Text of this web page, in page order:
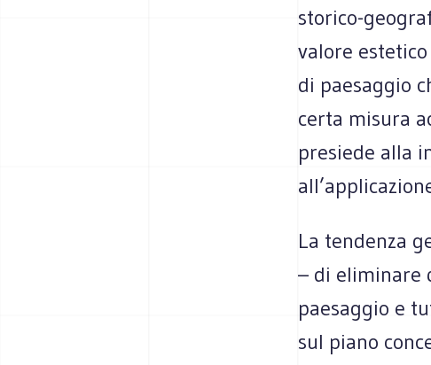
storico-
valore
di paesaggio
certa misura
presiede alla
La tendenza
– di eliminare
paesaggio e
sul piano